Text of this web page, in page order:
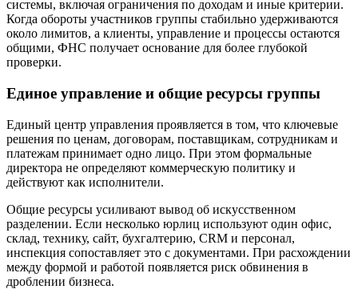
системы, включая ограничения по доходам и иные критерии.
Когда обороты участников группы стабильно удерживаются
около лимитов, а клиенты, управление и процессы остаются
общими, ФНС получает основание для более глубокой
проверки.
Единое управление и общие ресурсы группы
Единый центр управления проявляется в том, что ключевые
решения по ценам, договорам, поставщикам, сотрудникам и
платежам принимает одно лицо. При этом формальные
директора не определяют коммерческую политику и
действуют как исполнители.
Общие ресурсы усиливают вывод об искусственном
разделении. Если несколько юрлиц используют один офис,
склад, технику, сайт, бухгалтерию, CRM и персонал,
инспекция сопоставляет это с документами. При расхождении
между формой и работой появляется риск обвинения в
дроблении бизнеса.